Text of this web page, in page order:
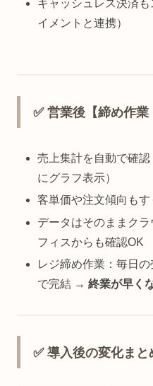
キャッシュレス決済
イメントと連携）
✅ 営業後【締め作業
売上集計を自動で確
にグラフ表示）
客単価や注文傾向も
データはそのままク
フィスからも確認OK
レジ締め作業：毎日
で完結 →終業が早く
✅ 導入後の変化まと